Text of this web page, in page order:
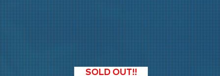
SOLD OUT!!